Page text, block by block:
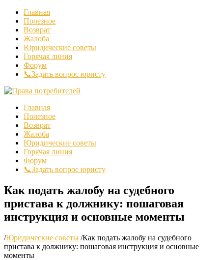
Главная
Полезное
Возврат
Жалоба
Юридические советы
Горячая линия
Форум
📞Задать вопрос юристу
Главная
Полезное
Возврат
Жалоба
Юридические советы
Горячая линия
Форум
📞Задать вопрос юристу
Как подать жалобу на судебного
пристава к должнику: пошаговая
инструкция и основные моменты
/Юридические советы /Как подать жалобу на судебного
пристава к должнику: пошаговая инструкция и основные
моменты